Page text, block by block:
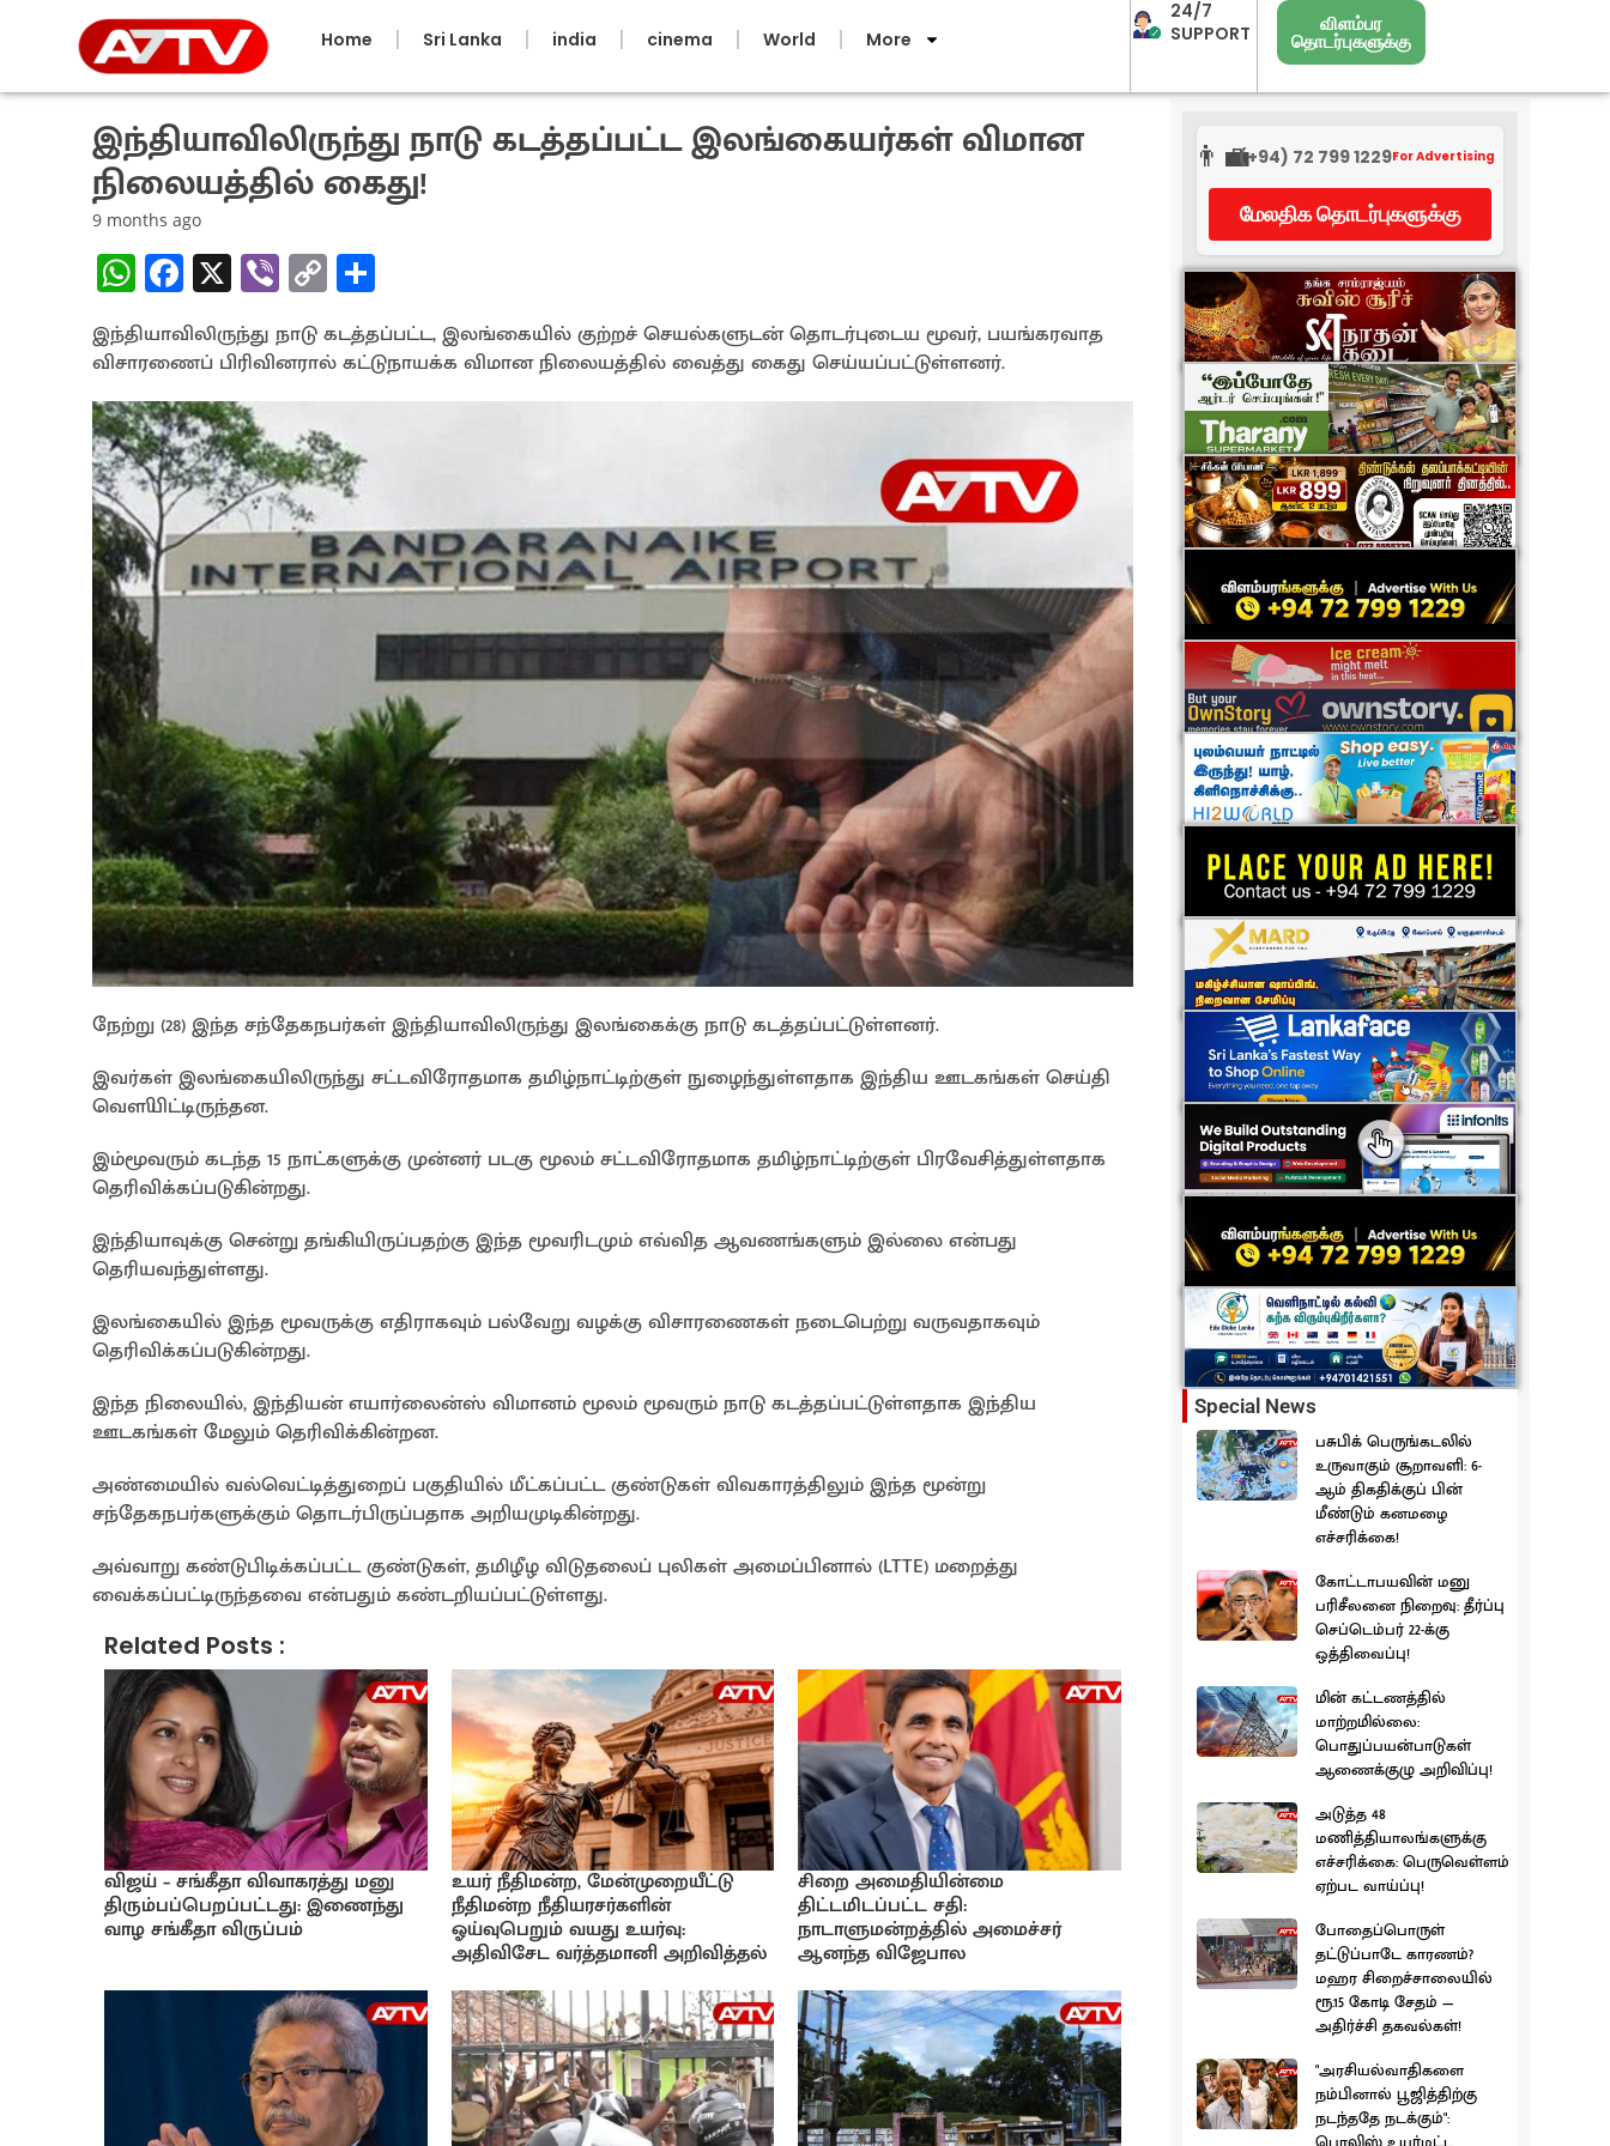
Home Sri Lanka india cinema World More
24/7
SUPPORT
விளம்பர
தொடர்புகளுக்கு
இந்தியாவிலிருந்து நாடு கடத்தப்பட்ட இலங்கையர்கள் விமான
நிலையத்தில் கைது!
9 months ago
W
h
at
sA
p
p
Fa
ce
b
o
o
k
X Vi
b
er
C
o
py
Li
n
k
h
ar
e
இந்தியாவிலிருந்து நாடு கடத்தப்பட்ட, இலங்கையில் குற்றச் செயல்களுடன் தொடர்புடைய மூவர், பயங்கரவாத
விசாரணைப் பிரிவினரால் கட்டுநாயக்க விமான நிலையத்தில் வைத்து கைது செய்யப்பட்டுள்ளனர்.
நேற்று (28) இந்த சந்தேகநபர்கள் இந்தியாவிலிருந்து இலங்கைக்கு நாடு கடத்தப்பட்டுள்ளனர்.
இவர்கள் இலங்கையிலிருந்து சட்டவிரோதமாக தமிழ்நாட்டிற்குள் நுழைந்துள்ளதாக இந்திய ஊடகங்கள் செய்தி
வௌியிட்டிருந்தன.
இம்மூவரும் கடந்த 15 நாட்களுக்கு முன்னர் படகு மூலம் சட்டவிரோதமாக தமிழ்நாட்டிற்குள் பிரவேசித்துள்ளதாக
தெரிவிக்கப்படுகின்றது.
இந்தியாவுக்கு சென்று தங்கியிருப்பதற்கு இந்த மூவரிடமும் எவ்வித ஆவணங்களும் இல்லை என்பது
தெரியவந்துள்ளது.
இலங்கையில் இந்த மூவருக்கு எதிராகவும் பல்வேறு வழக்கு விசாரணைகள் நடைபெற்று வருவதாகவும்
தெரிவிக்கப்படுகின்றது.
இந்த நிலையில், இந்தியன் எயார்லைன்ஸ் விமானம் மூலம் மூவரும் நாடு கடத்தப்பட்டுள்ளதாக இந்திய
ஊடகங்கள் மேலும் தெரிவிக்கின்றன.
அண்மையில் வல்வெட்டித்துறைப் பகுதியில் மீட்கப்பட்ட குண்டுகள் விவகாரத்திலும் இந்த மூன்று
சந்தேகநபர்களுக்கும் தொடர்பிருப்பதாக அறியமுடிகின்றது.
அவ்வாறு கண்டுபிடிக்கப்பட்ட குண்டுகள், தமிழீழ விடுதலைப் புலிகள் அமைப்பினால் (LTTE) மறைத்து
வைக்கப்பட்டிருந்தவை என்பதும் கண்டறியப்பட்டுள்ளது.
Related Posts :
விஜய் – சங்கீதா விவாகரத்து மனு
திரும்பப்பெறப்பட்டது: இணைந்து
வாழ சங்கீதா விருப்பம்
உயர் நீதிமன்ற, மேன்முறையீட்டு
நீதிமன்ற நீதியரசர்களின்
ஓய்வுபெறும் வயது உயர்வு:
அதிவிசேட வர்த்தமானி அறிவித்தல்
சிறை அமைதியின்மை
திட்டமிடப்பட்ட சதி:
நாடாளுமன்றத்தில் அமைச்சர்
ஆனந்த விஜேபால
👨‍💼(+94) 72 799 1229For Advertising
மேலதிக தொடர்புகளுக்கு
Special News
பசுபிக் பெருங்கடலில்
உருவாகும் சூறாவளி: 6-
ஆம் திகதிக்குப் பின்
மீண்டும் கனமழை
எச்சரிக்கை!
கோட்டாபயவின் மனு
பரிசீலனை நிறைவு: தீர்ப்பு
செப்டெம்பர் 22-க்கு
ஒத்திவைப்பு!
மின் கட்டணத்தில்
மாற்றமில்லை:
பொதுப்பயன்பாடுகள்
ஆணைக்குழு அறிவிப்பு!
அடுத்த 48
மணித்தியாலங்களுக்கு
எச்சரிக்கை: பெருவெள்ளம்
ஏற்பட வாய்ப்பு!
போதைப்பொருள்
தட்டுப்பாடே காரணம்?
மஹர சிறைச்சாலையில்
ரூ.15 கோடி சேதம் —
அதிர்ச்சி தகவல்கள்!
"அரசியல்வாதிகளை
நம்பினால் பூஜித்திற்கு
நடந்ததே நடக்கும்":